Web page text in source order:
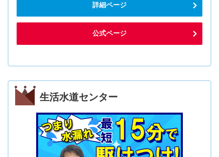
詳細ページ
公式ページ
生活水道センター